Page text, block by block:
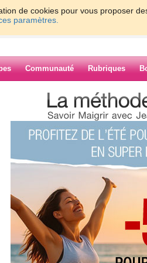
de cookies pour vous proposer
paramètres.
Communauté Rubriques
beaux parents sont formidables...
sont
pas réglés... et elles
la semaine